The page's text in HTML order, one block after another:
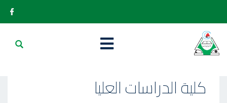
S
كلية الدراسات العليا